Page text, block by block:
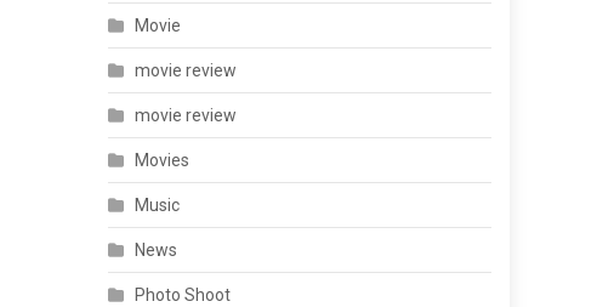
Movie
movie review
movie review
Movies
Music
News
Photo Shoot